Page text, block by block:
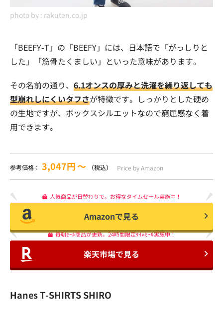
photo by : rakuten.co.jp
「BEEFY-T」の「BEEFY」には、日本語で「がっしりと
した」「筋骨たくましい」といった意味があります。
その名前の通り、 6.1オンスの厚みと洗濯を繰り返しても
型崩れしにくいタフさが特徴です。しっかりとした硬め
の生地ですが、ボックスシルエットなので窮屈感なく着
用できます。
参考価格： 3,047円〜 （税込） Price by Amazon
人気商品が日替わりで。お得なタイムセール実施中！
Amazonで見る
毎朝ｾｰﾙ商品が更新。24時間限定ﾀｲﾑｾｰﾙ実施中！
楽天市場で見る
Hanes T-SHIRTS SHIRO